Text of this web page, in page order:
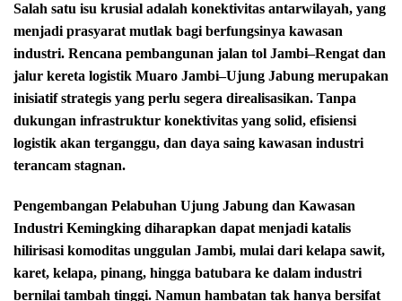
Salah satu isu krusial adalah konektivitas antarwilayah, yang
menjadi prasyarat mutlak bagi berfungsinya kawasan
industri. Rencana pembangunan jalan tol Jambi–Rengat dan
jalur kereta logistik Muaro Jambi–Ujung Jabung merupakan
inisiatif strategis yang perlu segera direalisasikan. Tanpa
dukungan infrastruktur konektivitas yang solid, efisiensi
logistik akan terganggu, dan daya saing kawasan industri
terancam stagnan.
Pengembangan Pelabuhan Ujung Jabung dan Kawasan
Industri Kemingking diharapkan dapat menjadi katalis
hilirisasi komoditas unggulan Jambi, mulai dari kelapa sawit,
karet, kelapa, pinang, hingga batubara ke dalam industri
bernilai tambah tinggi. Namun hambatan tak hanya bersifat